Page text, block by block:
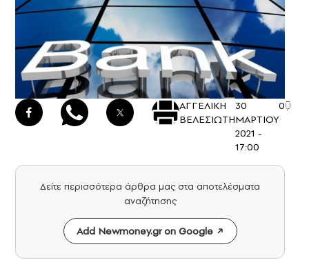
ΑΓΓΕΛΙΚΗ
ΒΕΛΕΣΙΩΤΗ
30
ΜΑΡΤΙΟΥ
2021 -
17:00
0
Δείτε περισσότερα άρθρα μας στα αποτελέσματα
αναζήτησης
Add Newmoney.gr on Google